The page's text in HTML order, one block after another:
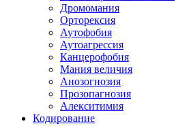
Дромомания
Орторексия
Аутофобия
Аутоагрессия
Канцерофобия
Мания величия
Анозогнозия
Прозопагнозия
Алекситимия
Кодирование